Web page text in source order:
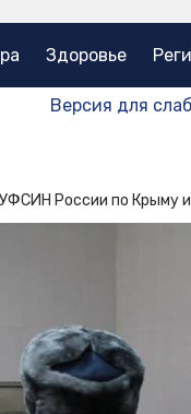
Здоровье
Версия для
России по Крыму